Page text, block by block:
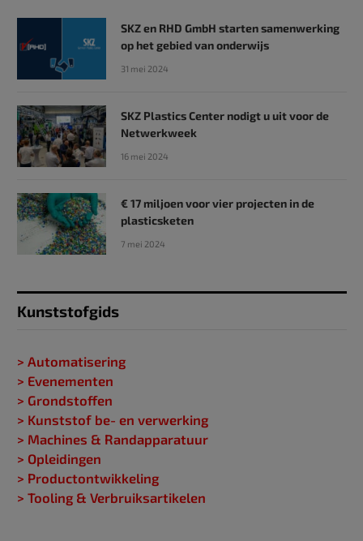
SKZ en RHD GmbH starten samenwerking
op het gebied van onderwijs
31 mei 2024
SKZ Plastics Center nodigt u uit voor de
Netwerkweek
16 mei 2024
€ 17 miljoen voor vier projecten in de
plasticsketen
7 mei 2024
Kunststofgids
> Automatisering
> Evenementen
> Grondstoffen
> Kunststof be- en verwerking
> Machines & Randapparatuur
> Opleidingen
> Productontwikkeling
> Tooling & Verbruiksartikelen